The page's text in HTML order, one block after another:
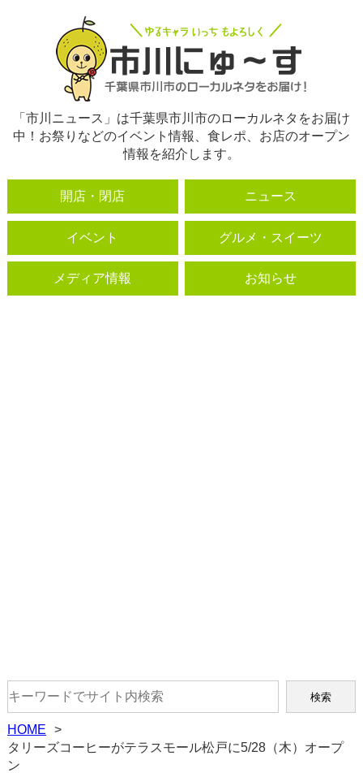
「市川ニュース」は千葉県市川市のローカルネタをお届け
中！お祭りなどのイベント情報、食レポ、お店のオープン
情報を紹介します。
開店・閉店 ニュース
イベント グルメ・スイーツ
メディア情報 お知らせ
HOME
タリーズコーヒーがテラスモール松戸に5/28（木）オープ
ン